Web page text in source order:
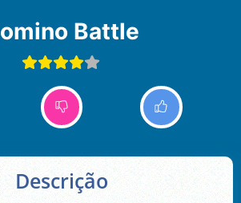
Domino Battle
Descrição